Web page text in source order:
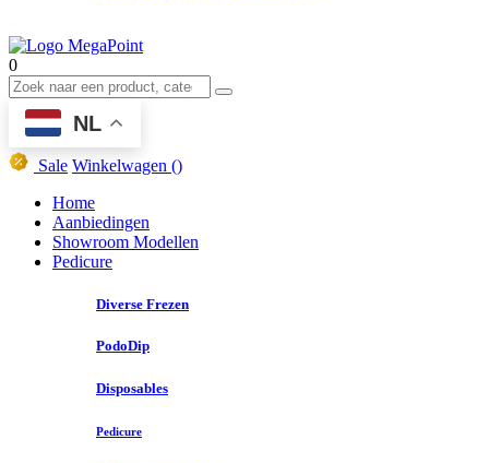
0
NL
Sale Winkelwagen ()
Home
Aanbiedingen
Showroom Modellen
Pedicure
Diverse Frezen
PodoDip
Disposables
Pedicure